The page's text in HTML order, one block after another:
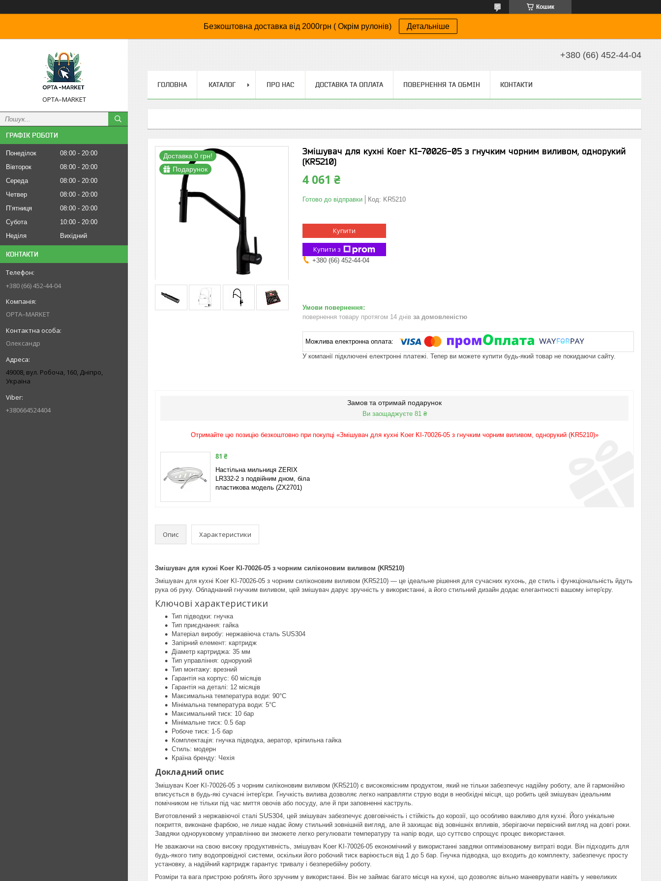
Кошик
Безкоштовна доставка від 2000грн ( Окрім рулонів) Детальніше
OPTA–MARKET
ГРАФІК РОБОТИ
Понеділок 08:00
20:00
Вівторок
08:00
20:00
Середа
08:00
20:00
Четвер
08:00
20:00
Пʼятниця
08:00
20:00
Субота
10:00
20:00
Неділя
Вихідний
КОНТАКТИ
+380 (66) 452-44-04
OPTA–MARKET
Олександр
49008, вул. Робоча, 160, Дніпро,
Україна
+380664524404
+380 (66) 452-44-04
ГОЛОВНА КАТАЛОГ ПРО НАС ДОСТАВКА ТА ОПЛАТА ПОВЕРНЕННЯ ТА ОБМІН КОНТАКТИ
Подарунок
Доставка 0 грн!
Змішувач для кухні Koer KI-70026-05 з гнучким чорним виливом, однорукий
(KR5210)
4 061 ₴
Готово до відправки Код: KR5210
Купити
Купити з
+380 (66) 452-44-04
повернення товару протягом 14 днів за домовленістю
У компанії підключені електронні платежі. Тепер ви можете купити будь-який товар не покидаючи сайту.
Замов та отримай подарунок
Ви заощаджуєте 81 ₴
Отримайте цю позицію безкоштовно при покупці «Змішувач для кухні Koer KI-70026-05 з гнучким чорним виливом, однорукий (KR5210)»
81 ₴
Настільна мильниця ZERIX
LR332-2 з подвійним дном, біла
пластикова модель (ZX2701)
Опис Характеристики
Змішувач для кухні Koer KI-70026-05 з чорним силіконовим виливом (KR5210)
Змішувач для кухні Koer KI-70026-05 з чорним силіконовим виливом (KR5210) — це ідеальне рішення для сучасних кухонь, де стиль і функціональність йдуть
рука об руку. Обладнаний гнучким виливом, цей змішувач дарує зручність у використанні, а його стильний дизайн додає елегантності вашому інтер'єру.
Ключові характеристики
Тип підводки: гнучка
Тип приєднання: гайка
Матеріал виробу: нержавіюча сталь SUS304
Запірний елемент: картридж
Діаметр картриджа: 35 мм
Тип управління: однорукий
Тип монтажу: врезний
Гарантія на корпус: 60 місяців
Гарантія на деталі: 12 місяців
Максимальна температура води: 90°C
Мінімальна температура води: 5°C
Максимальний тиск: 10 бар
Мінімальне тиск: 0.5 бар
Робоче тиск: 1-5 бар
Комплектація: гнучка підводка, аератор, кріпильна гайка
Стиль: модерн
Країна бренду: Чехія
Докладний опис
Змішувач Koer KI-70026-05 з чорним силіконовим виливом (KR5210) є високоякісним продуктом, який не тільки забезпечує надійну роботу, але й гармонійно
вписується в будь-які сучасні інтер'єри. Гнучкість вилива дозволяє легко направляти струю води в необхідні місця, що робить цей змішувач ідеальним
помічником не тільки під час миття овочів або посуду, але й при заповненні каструль.
Виготовлений з нержавіючої сталі SUS304, цей змішувач забезпечує довговічність і стійкість до корозії, що особливо важливо для кухні. Його унікальне
покриття, виконане фарбою, не лише надає йому стильний зовнішній вигляд, але й захищає від зовнішніх впливів, зберігаючи первісний вигляд на довгі роки.
Завдяки одноруковому управлінню ви зможете легко регулювати температуру та напір води, що суттєво спрощує процес використання.
Не зважаючи на свою високу продуктивність, змішувач Koer KI-70026-05 економічний у використанні завдяки оптимізованому витраті води. Він підходить для
будь-якого типу водопровідної системи, оскільки його робочий тиск варіюється від 1 до 5 бар. Гнучка підводка, що входить до комплекту, забезпечує просту
установку, а надійний картридж гарантує тривалу і безперебійну роботу.
Розміри та вага пристрою роблять його зручним у використанні. Він не займає багато місця на кухні, що дозволяє вільно маневрувати навіть у невеликих